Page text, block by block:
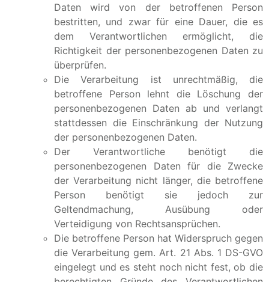
Daten wird von der betroffenen Person
bestritten, und zwar für eine Dauer, die es
dem Verantwortlichen ermöglicht, die
Richtigkeit der personenbezogenen Daten zu
überprüfen.
Die Verarbeitung ist unrechtmäßig, die
betroffene Person lehnt die Löschung der
personenbezogenen Daten ab und verlangt
stattdessen die Einschränkung der Nutzung
der personenbezogenen Daten.
Der Verantwortliche benötigt die
personenbezogenen Daten für die Zwecke
der Verarbeitung nicht länger, die betroffene
Person benötigt sie jedoch zur
Geltendmachung, Ausübung oder
Verteidigung von Rechtsansprüchen.
Die betroffene Person hat Widerspruch gegen
die Verarbeitung gem. Art. 21 Abs. 1 DS-GVO
eingelegt und es steht noch nicht fest, ob die